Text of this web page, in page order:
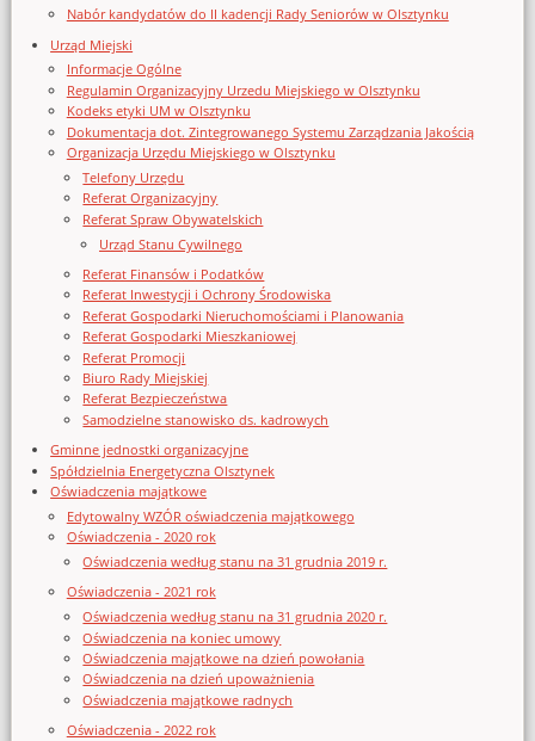
Nabór kandydatów do II kadencji Rady Seniorów w Olsztynku
Urząd Miejski
Informacje Ogólne
Regulamin Organizacyjny Urzedu Miejskiego w Olsztynku
Kodeks etyki UM w Olsztynku
Dokumentacja dot. Zintegrowanego Systemu Zarządzania Jakością
Organizacja Urzędu Miejskiego w Olsztynku
Telefony Urzędu
Referat Organizacyjny
Referat Spraw Obywatelskich
Urząd Stanu Cywilnego
Referat Finansów i Podatków
Referat Inwestycji i Ochrony Środowiska
Referat Gospodarki Nieruchomościami i Planowania
Referat Gospodarki Mieszkaniowej
Referat Promocji
Biuro Rady Miejskiej
Referat Bezpieczeństwa
Samodzielne stanowisko ds. kadrowych
Gminne jednostki organizacyjne
Spółdzielnia Energetyczna Olsztynek
Oświadczenia majątkowe
Edytowalny WZÓR oświadczenia majątkowego
Oświadczenia - 2020 rok
Oświadczenia według stanu na 31 grudnia 2019 r.
Oświadczenia - 2021 rok
Oświadczenia według stanu na 31 grudnia 2020 r.
Oświadczenia na koniec umowy
Oświadczenia majątkowe na dzień powołania
Oświadczenia na dzień upoważnienia
Oświadczenia majątkowe radnych
Oświadczenia - 2022 rok